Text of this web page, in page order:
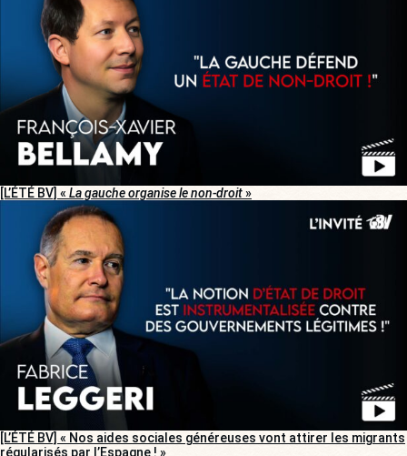
[L’ÉTÉ BV] « La gauche organise le non-droit»
[L’ÉTÉ BV] « Nos aides sociales généreuses vont attirer les migrants
régularisés par l’Espagne ! »